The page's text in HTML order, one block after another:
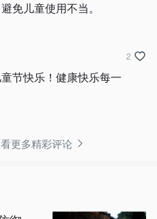
免儿童使用不当。
节快乐！健康快乐每一
2
更多精彩评论